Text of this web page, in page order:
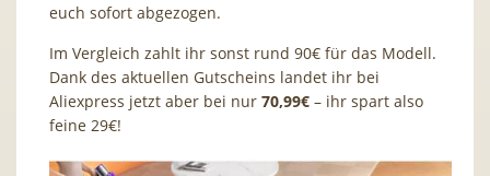
euch sofort abgezogen.
Im Vergleich zahlt ihr sonst rund 90€ für das Modell.
Dank des aktuellen Gutscheins landet ihr bei
Aliexpress jetzt aber bei nur 70,99€ – ihr spart also
feine 29€!